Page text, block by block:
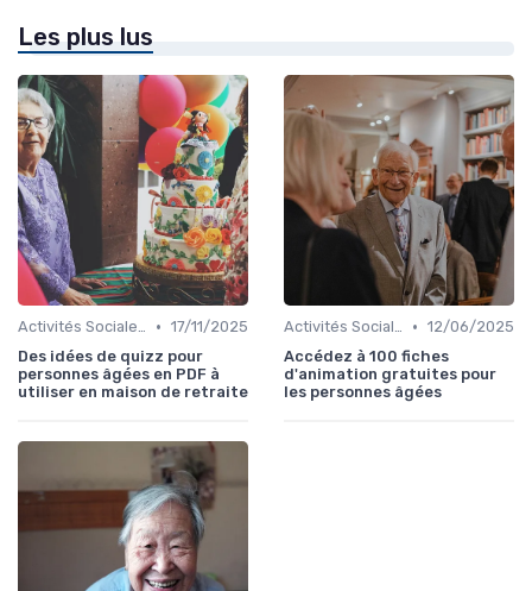
Les plus lus
Activités Sociales et Loisirs • 17/11/2025
Des idées de quizz pour
personnes âgées en PDF à
utiliser en maison de retraite
Activités Sociales et Loisirs • 12/06/2025
Accédez à 100 fiches
d'animation gratuites pour
les personnes âgées